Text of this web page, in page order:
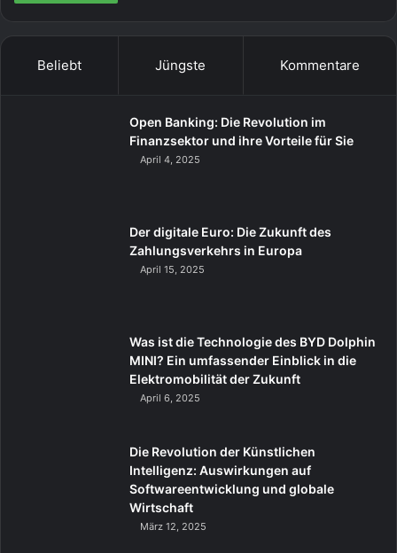
Beliebt Jüngste Kommentare
Open Banking: Die Revolution im
Finanzsektor und ihre Vorteile für Sie
April 4, 2025
Der digitale Euro: Die Zukunft des
Zahlungsverkehrs in Europa
April 15, 2025
Was ist die Technologie des BYD Dolphin
MINI? Ein umfassender Einblick in die
Elektromobilität der Zukunft
April 6, 2025
Die Revolution der Künstlichen
Intelligenz: Auswirkungen auf
Softwareentwicklung und globale
Wirtschaft
März 12, 2025